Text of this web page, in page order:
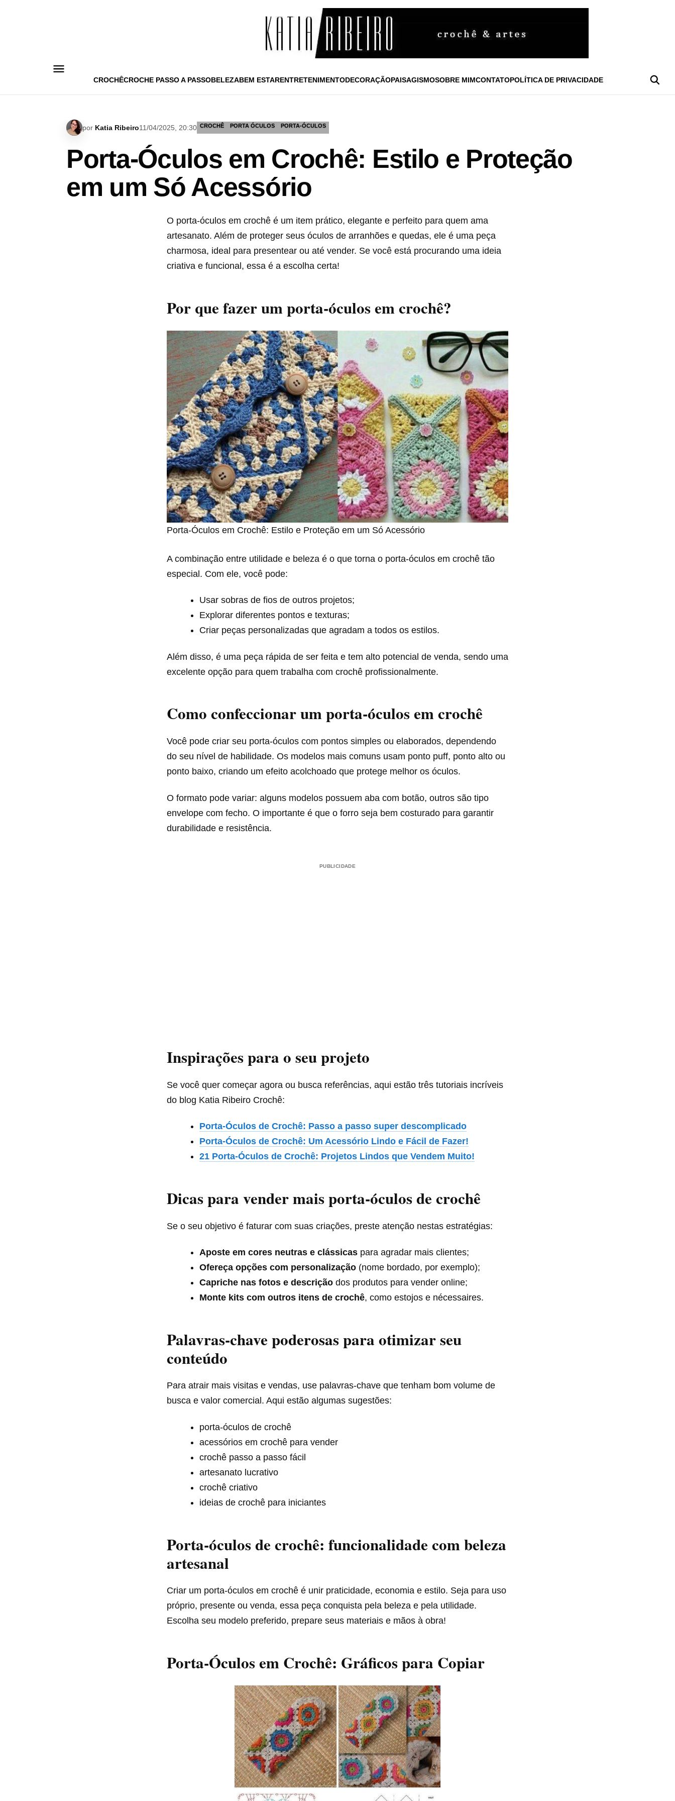
CROCHÊCROCHE PASSO A PASSOBELEZABEM ESTARENTRETENIMENTODECORAÇÃOPAISAGISMOSOBRE MIMCONTATOPOLÍTICA DE PRIVACIDADE
por Katia Ribeiro11/04/2025, 20:30 CROCHÊ PORTA ÓCULOS PORTA-ÓCULOS
Porta-Óculos em Crochê: Estilo e Proteção
em um Só Acessório
O porta-óculos em crochê é um item prático, elegante e perfeito para quem ama
artesanato. Além de proteger seus óculos de arranhões e quedas, ele é uma peça
charmosa, ideal para presentear ou até vender. Se você está procurando uma ideia
criativa e funcional, essa é a escolha certa!
Por que fazer um porta-óculos em crochê?
Porta-Óculos em Crochê: Estilo e Proteção em um Só Acessório
A combinação entre utilidade e beleza é o que torna o porta-óculos em crochê tão
especial. Com ele, você pode:
Usar sobras de fios de outros projetos;
Explorar diferentes pontos e texturas;
Criar peças personalizadas que agradam a todos os estilos.
Além disso, é uma peça rápida de ser feita e tem alto potencial de venda, sendo uma
excelente opção para quem trabalha com crochê profissionalmente.
Como confeccionar um porta-óculos em crochê
Você pode criar seu porta-óculos com pontos simples ou elaborados, dependendo
do seu nível de habilidade. Os modelos mais comuns usam ponto puff, ponto alto ou
ponto baixo, criando um efeito acolchoado que protege melhor os óculos.
O formato pode variar: alguns modelos possuem aba com botão, outros são tipo
envelope com fecho. O importante é que o forro seja bem costurado para garantir
durabilidade e resistência.
PUBLICIDADE
Inspirações para o seu projeto
Se você quer começar agora ou busca referências, aqui estão três tutoriais incríveis
do blog Katia Ribeiro Crochê:
Porta-Óculos de Crochê: Passo a passo super descomplicado
Porta-Óculos de Crochê: Um Acessório Lindo e Fácil de Fazer!
21 Porta-Óculos de Crochê: Projetos Lindos que Vendem Muito!
Dicas para vender mais porta-óculos de crochê
Se o seu objetivo é faturar com suas criações, preste atenção nestas estratégias:
Aposte em cores neutras e clássicas para agradar mais clientes;
Ofereça opções com personalização (nome bordado, por exemplo);
Capriche nas fotos e descrição dos produtos para vender online;
Monte kits com outros itens de crochê, como estojos e nécessaires.
Palavras-chave poderosas para otimizar seu
conteúdo
Para atrair mais visitas e vendas, use palavras-chave que tenham bom volume de
busca e valor comercial. Aqui estão algumas sugestões:
porta-óculos de crochê
acessórios em crochê para vender
crochê passo a passo fácil
artesanato lucrativo
crochê criativo
ideias de crochê para iniciantes
Porta-óculos de crochê: funcionalidade com beleza
artesanal
Criar um porta-óculos em crochê é unir praticidade, economia e estilo. Seja para uso
próprio, presente ou venda, essa peça conquista pela beleza e pela utilidade.
Escolha seu modelo preferido, prepare seus materiais e mãos à obra!
Porta-Óculos em Crochê: Gráficos para Copiar